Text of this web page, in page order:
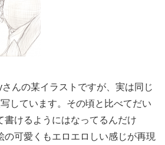
んの某イラストですが、実は同じ
しています。その頃と比べてだい
書けるようにはなってるんだけ
の可愛くもエロエロしい感じが再現